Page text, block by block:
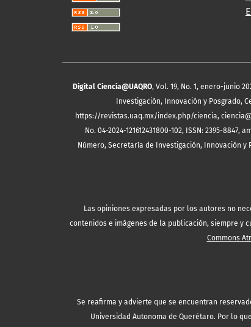
Digital Ciencia@UAQRO, Vol. 19, No. 1, enero-junio
Investigación, Innovación y Posgrado,
https://revistas.uaq.mx/index.php/ciencia,
No. 04-2024-121612431800-102, ISSN: 2395-
Número, Secretaría de Investigación, Innovación y
Las opiniones expresadas por los autores no
contenidos e imágenes de la publicación, siempre y
Commons
Se reafirma y advierte que se encuentran
Universidad Autonoma de Querétaro. Por lo